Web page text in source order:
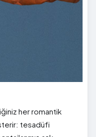
her romantik
tesadüfi